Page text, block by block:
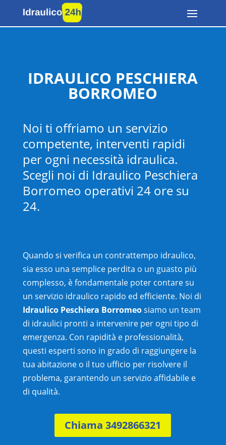
IDRAULICO PESCHIERA
BORROMEO
Noi ti offriamo un servizio
competente, interventi rapidi
per ogni necessità idraulica.
Scegli noi di Idraulico Peschiera
Borromeo operativi 24 ore su
24.
Quando si verifica un contrattempo idraulico,
sia esso una semplice perdita o un guasto più
complesso, è fondamentale poter contare su
un servizio idraulico rapido ed efficiente. Noi di
Idraulico Peschiera Borromeosiamo un team
di idraulici pronti a intervenire per ogni tipo di
emergenza. Con rapidità e professionalità,
questi esperti sono in grado di raggiungere la
tua abitazione o il tuo ufficio per risolvere il
problema, garantendo un servizio affidabile e
di qualità.
Chiama 3492866321